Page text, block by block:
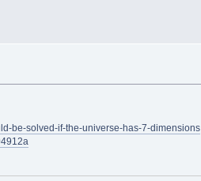
be-solved-if-the-universe-has-7-dimensions